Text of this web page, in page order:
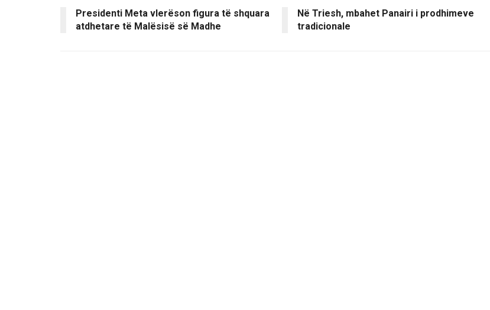
Presidenti Meta vlerëson figura të shquara
atdhetare të Malësisë së Madhe
Në Triesh, mbahet Panairi i prodhimeve
tradicionale